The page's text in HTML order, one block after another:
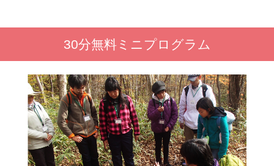
30分無料ミニプログラム